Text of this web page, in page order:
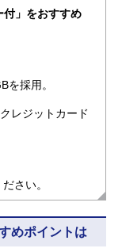
」をおすすめ
を採用。
レジットカード
さい。
めポイントは